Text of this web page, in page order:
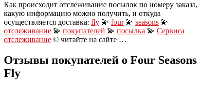
Как происходит отслеживание посылок по номеру заказа,
какую информацию можно получить, и откуда
осуществляется доставка: fly 💫 four💫 seasons 💫
отслеживание 💫 покупателей 💫 посылка 💫 Сервиса
отслеживание © читайте на сайте …
Отзывы покупателей о Four Seasons
Fly